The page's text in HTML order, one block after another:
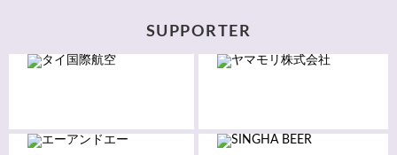
SUPPORTER